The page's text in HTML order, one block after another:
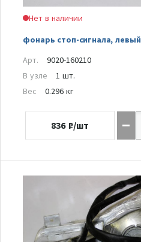
Нет в наличии
фонарь стоп-сигнала, левый
Арт.
9020-160210
В узле
1 шт.
Вес
0.296 кг
836 ₽/шт